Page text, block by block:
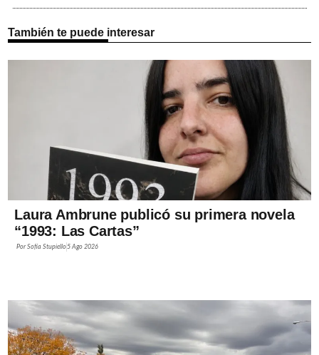
También te puede interesar
Laura Ambrune publicó su primera novela
“1993: Las Cartas”
PorSofía Stupiello5 Ago 2026